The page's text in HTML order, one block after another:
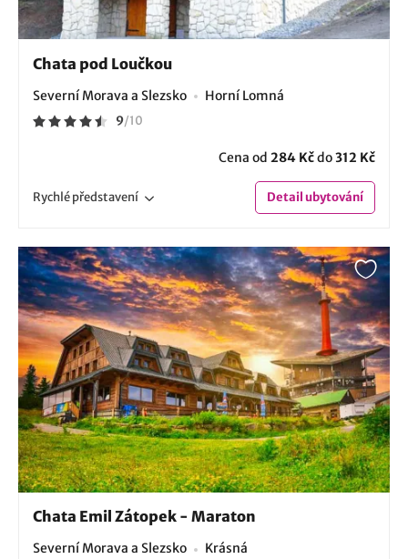
Chata pod Loučkou
Severní Morava a Slezsko Horní Lomná
9/10
Cena od 284 Kčdo312 Kč
Rychlépředstavení Detailubytování
Chata Emil Zátopek - Maraton
Severní Morava a Slezsko Krásná